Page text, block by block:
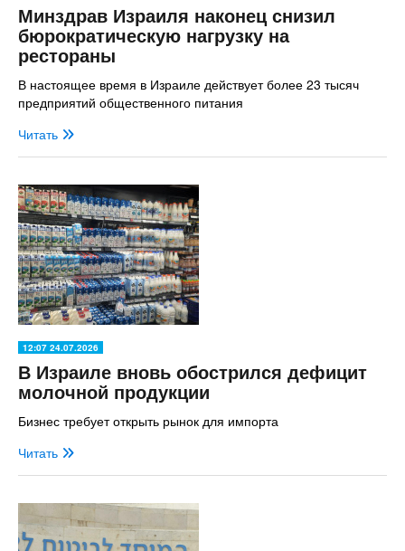
Минздрав Израиля наконец снизил
бюрократическую нагрузку на
рестораны
В настоящее время в Израиле действует более 23 тысяч
предприятий общественного питания
Читать
12:07 24.07.2026
В Израиле вновь обострился дефицит
молочной продукции
Бизнес требует открыть рынок для импорта
Читать